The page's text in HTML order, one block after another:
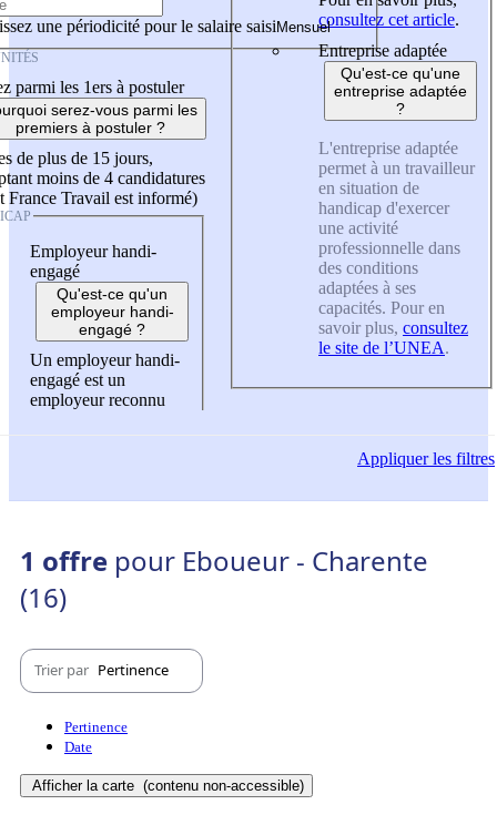
une périodicité pour le salaire saisi
parmi les 1ers à postuler
serez-vous parmi les
premiers à postuler ?
de plus de 15 jours,
moins de 4 candidatures
France Travail est informé)
Employeur handi-
engagé
Qu'est-ce qu'un
employeur handi-
engagé ?
Un employeur handi-
engagé est un
employeur reconnu
consultez cet article.
Entreprise adaptée
Qu'est-ce qu'une
entreprise adaptée
?
L'entreprise adaptée
permet à un travailleur
en situation de
handicap d'exercer
une activité
professionnelle dans
des conditions
adaptées à ses
capacités. Pour en
savoir plus, consultez
le site de l’UNEA.
Appliquerles filtres
1 offre pour Eboueur - Charente
(16)
Trier par Pertinence
Pertinence
Date
Afficher la carte (contenu non-accessible)